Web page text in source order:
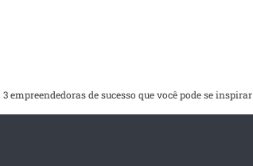
3 empreendedoras de sucesso que você pode se inspirar